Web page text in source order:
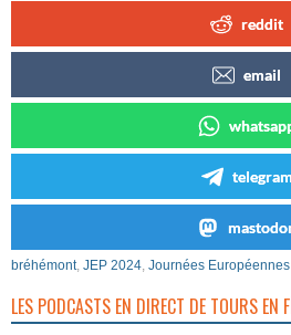
reddit
email
telegram
bréhémont, JEP 2024, Journées
LES PODCASTS EN DIRECT DE TOURS EN